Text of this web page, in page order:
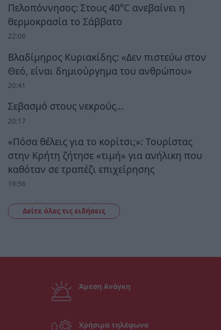
Πελοπόννησος: Στους 40°C ανεβαίνει η
θερμοκρασία το Σάββατο
22:06
Βλαδίμηρος Κυριακίδης: «Δεν πιστεύω στον
Θεό, είναι δημιούργημα του ανθρώπου»
20:41
Σεβασμό στους νεκρούς…
20:17
«Πόσα θέλεις για το κορίτσι;»: Τουρίστας
στην Κρήτη ζήτησε «τιμή» για ανήλικη που
καθόταν σε τραπέζι επιχείρησης
19:56
Δείτε όλες τις ειδήσεις
Άμεση Ανάγκη
Χρήσιμα τηλέφωνα